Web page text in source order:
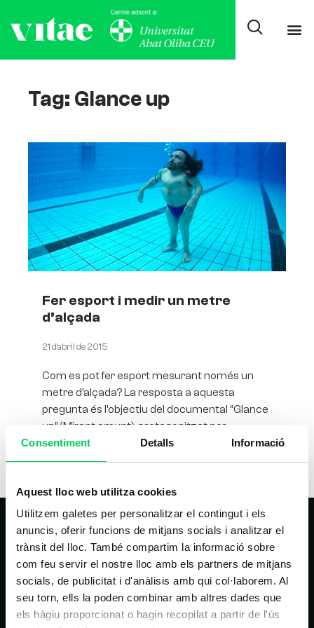
Consentiment Detalls Informació
Aquest lloc web utilitza cookies
Utilitzem galetes per personalitzar el contingut i els
anuncis, oferir funcions de mitjans socials i analitzar el
trànsit del lloc. També compartim la informació sobre
com feu servir el nostre lloc amb els partners de mitjans
socials, de publicitat i d'anàlisis amb qui col·laborem. Al
seu torn, ells la poden combinar amb altres dades que
els hàgiu proporcionat o hagin recopilat a partir de l'ús
Tag: Glance up
Fer esport i medir un metre
d’alçada
21 d'abril de 2015
Com es pot fer esport mesurant només un
metre d’alçada? La resposta a aquesta
pregunta és l’objectiu del documental “Glance
up” (Mirant amunt), protagonitzat per
NAVEGACIÓ PRINCIPAL